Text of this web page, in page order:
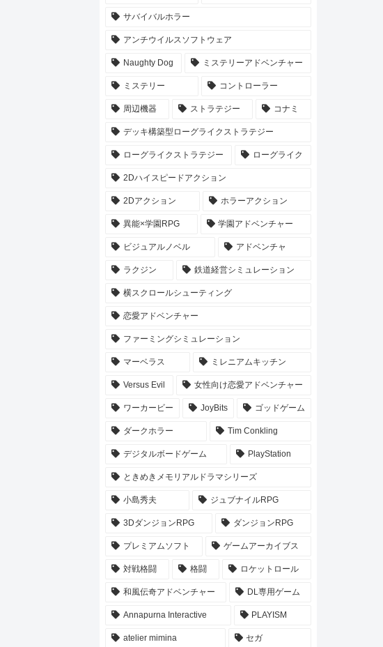
サバイバルホラー
アンチウイルスソフトウェア
Naughty Dog ミステリーアドベンチャー
ミステリー コントローラー
周辺機器 ストラテジー コナミ
デッキ構築型ローグライクストラテジー
ローグライクストラテジー ローグライク
2Dハイスピードアクション
2Dアクション ホラーアクション
異能×学園RPG 学園アドベンチャー
ビジュアルノベル アドベンチャ
ラクジン 鉄道経営シミュレーション
横スクロールシューティング
恋愛アドベンチャー
ファーミングシミュレーション
マーベラス ミレニアムキッチン
Versus Evil 女性向け恋愛アドベンチャー
ワーカービー JoyBits ゴッドゲーム
ダークホラー Tim Conkling
デジタルボードゲーム PlayStation
ときめきメモリアルドラマシリーズ
小島秀夫 ジュブナイルRPG
3DダンジョンRPG ダンジョンRPG
プレミアムソフト ゲームアーカイブス
対戦格闘 格闘 ロケットロール
和風伝奇アドベンチャー DL専用ゲーム
Annapurna Interactive PLAYISM
atelier mimina セガ